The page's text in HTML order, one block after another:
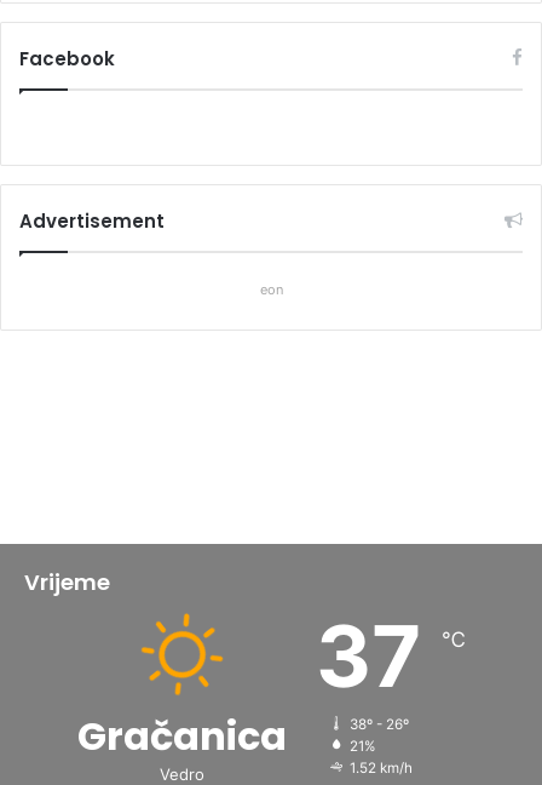
Facebook
Advertisement
eon
Vrijeme
Gračanica
Vedro
37 ℃
38º - 26º
21%
1.52 km/h